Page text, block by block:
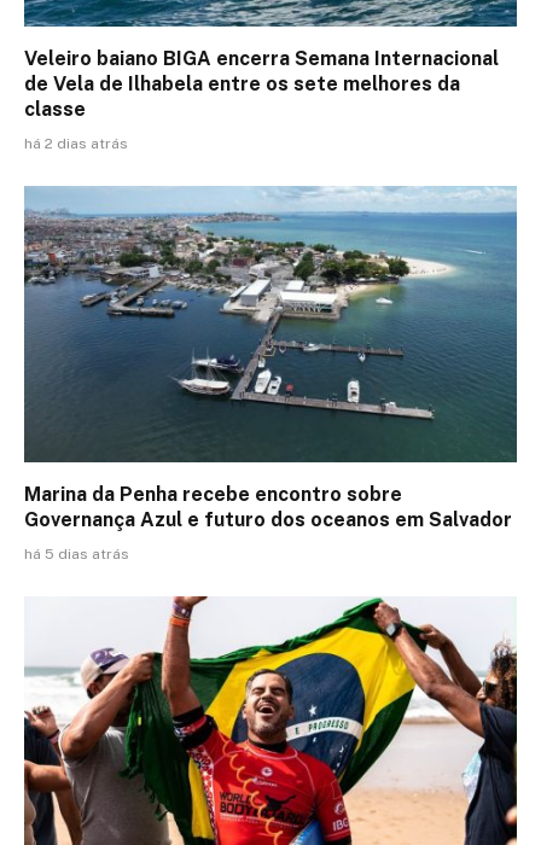
Veleiro baiano BIGA encerra Semana Internacional
de Vela de Ilhabela entre os sete melhores da
classe
há 2 dias atrás
Marina da Penha recebe encontro sobre
Governança Azul e futuro dos oceanos em Salvador
há 5 dias atrás